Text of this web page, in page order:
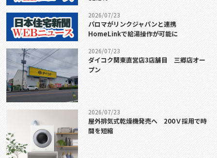
2026/07/23
パロマがリンクジャパンと連携
HomeLinkで給湯操作が可能に
2026/07/23
ダイコク関東直営店3店舗目 三郷店オー
プン
2026/07/23
屋外排気式乾燥機発売へ 200Ｖ採用で時
間を短縮